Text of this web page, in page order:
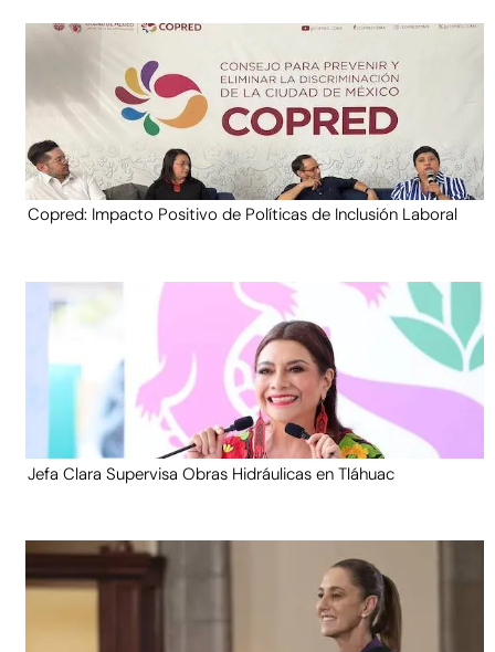
Copred: Impacto Positivo de Políticas de Inclusión Laboral
Jefa Clara Supervisa Obras Hidráulicas en Tláhuac